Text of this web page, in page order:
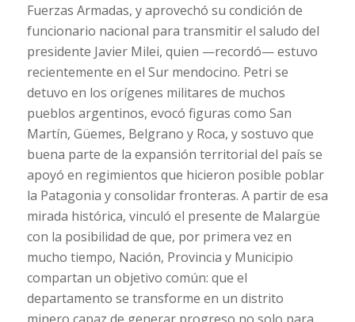
Fuerzas Armadas, y aprovechó su condición de
funcionario nacional para transmitir el saludo del
presidente Javier Milei, quien —recordó— estuvo
recientemente en el Sur mendocino. Petri se
detuvo en los orígenes militares de muchos
pueblos argentinos, evocó figuras como San
Martín, Güemes, Belgrano y Roca, y sostuvo que
buena parte de la expansión territorial del país se
apoyó en regimientos que hicieron posible poblar
la Patagonia y consolidar fronteras. A partir de esa
mirada histórica, vinculó el presente de Malargüe
con la posibilidad de que, por primera vez en
mucho tiempo, Nación, Provincia y Municipio
compartan un objetivo común: que el
departamento se transforme en un distrito